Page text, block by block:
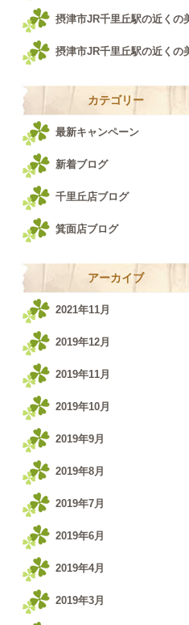
カテゴリー
最新キャンペーン
新着ブログ
千里丘店ブログ
箕面店ブログ
アーカイブ
2021年11月
2019年12月
2019年11月
2019年10月
2019年9月
2019年8月
2019年7月
2019年6月
2019年4月
2019年3月